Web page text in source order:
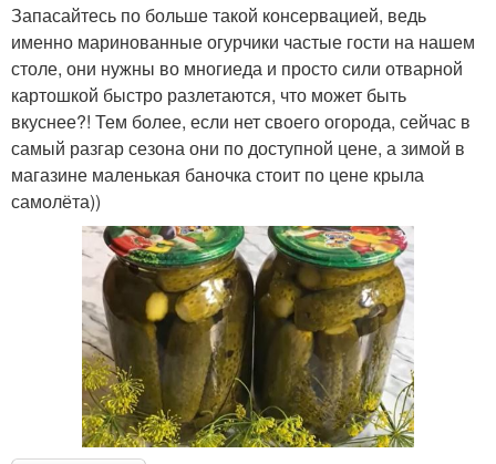
Запасайтесь по больше такой консервацией, ведь
именно маринованные огурчики частые гости на нашем
столе, они нужны во многиеда и просто сили отварной
картошкой быстро разлетаются, что может быть
вкуснее?! Тем более, если нет своего огорода, сейчас в
самый разгар сезона они по доступной цене, а зимой в
магазине маленькая баночка стоит по цене крыла
самолёта))